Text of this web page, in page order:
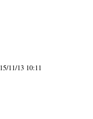
15/11/13 10:11